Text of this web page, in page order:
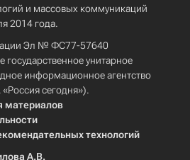
и массовых коммуникаций
2014 года.
Эл № ФС77-57640
унитарное
информационное агентство
сегодня»).
материалов
технологий
А.В.